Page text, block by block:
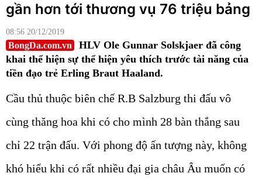
gần hơn tới thương vụ 76 triệu bảng
08:56 20/12/2019
BongDa.com.vn
HLV Ole Gunnar Solskjaer đã công
khai thể hiện sự thể hiện yêu thích trước tài năng của
tiền đạo trẻ Erling Braut Haaland.
Cầu thủ thuộc biên chế R.B Salzburg thi đấu vô
cùng thăng hoa khi có cho mình 28 bàn thắng sau
chỉ 22 trận đấu. Với phong độ ấn tượng này, không
khó hiểu khi có rất nhiều đại gia châu Âu muốn có